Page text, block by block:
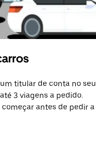
titular de conta no seu
3 viagens a pedido.
começar antes de pedir a